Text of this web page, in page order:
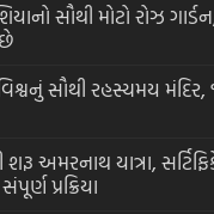
સૌથી મોટો રોઝ
સૌથી રહસ્યમય
અમરનાથ યાત્રા,
પ્રક્રિયા